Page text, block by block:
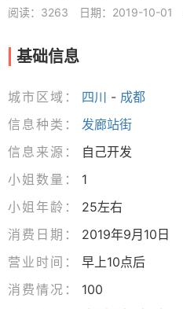
阅读：3263 日期：2019-10-01
基础信息
城市区域： 四川 - 成都
信息种类：
发廊站街
信息来源：
自己开发
小姐数量：
1
小姐年龄：
25左右
消费日期：
2019年9月10日
营业时间：
早上10点后
消费情况：
100